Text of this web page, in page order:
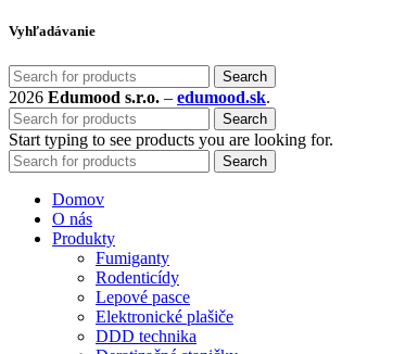
Vyhľadávanie
Search
2026 Edumood s.r.o. – edumood.sk.
Search
Start typing to see products you are looking for.
Search
Domov
O nás
Produkty
Fumiganty
Rodenticídy
Lepové pasce
Elektronické plašiče
DDD technika